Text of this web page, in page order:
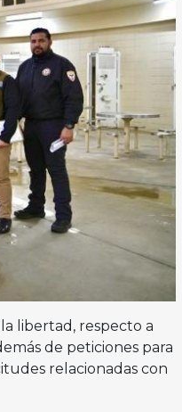
libertad, respecto a
de peticiones para
relacionadas con